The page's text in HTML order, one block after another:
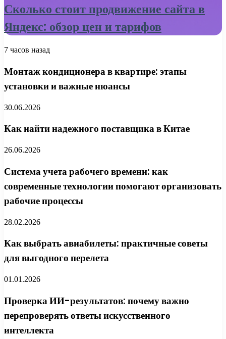
Сколько стоит продвижение сайта в
Яндекс: обзор цен и тарифов
7 часов назад
Монтаж кондиционера в квартире: этапы
установки и важные нюансы
30.06.2026
Как найти надежного поставщика в Китае
26.06.2026
Система учета рабочего времени: как
современные технологии помогают организовать
рабочие процессы
28.02.2026
Как выбрать авиабилеты: практичные советы
для выгодного перелета
01.01.2026
Проверка ИИ-результатов: почему важно
перепроверять ответы искусственного
интеллекта